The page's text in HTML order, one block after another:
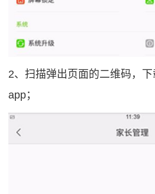
2、扫描弹出页面的二维码，
app；